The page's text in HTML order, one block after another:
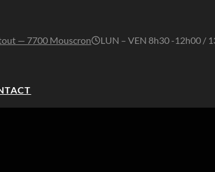
— 7700 Mouscron LUN – VEN 8h30 -12h00 /